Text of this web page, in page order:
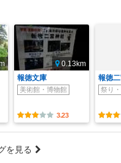
0.13km
報徳文庫
美術館・博物館
3.23
報徳
祭り
を見る